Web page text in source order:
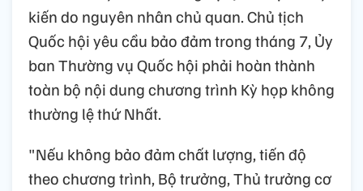
kiến do nguyên nhân chủ quan. Chủ tịch
Quốc hội yêu cầu bảo đảm trong tháng 7, Ủy
ban Thường vụ Quốc hội phải hoàn thành
toàn bộ nội dung chương trình Kỳ họp không
thường lệ thứ Nhất.
"Nếu không bảo đảm chất lượng, tiến độ
theo chương trình, Bộ trưởng, Thủ trưởng cơ